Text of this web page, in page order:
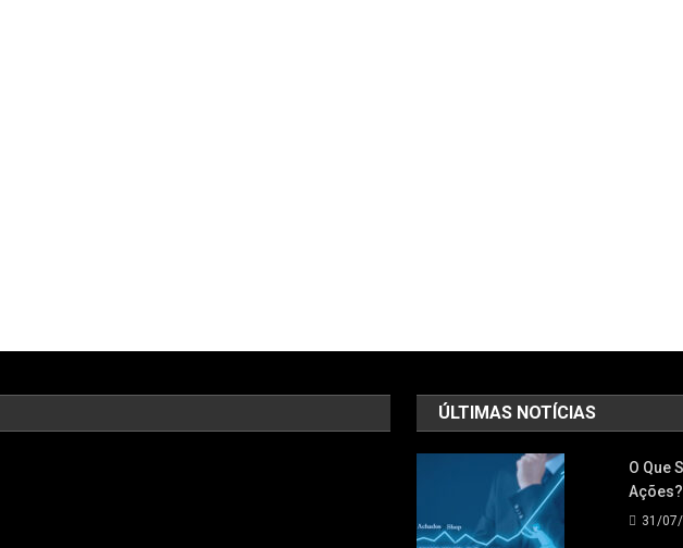
ÚLTIMAS NOTÍCIAS
O Que
Ações?
31/